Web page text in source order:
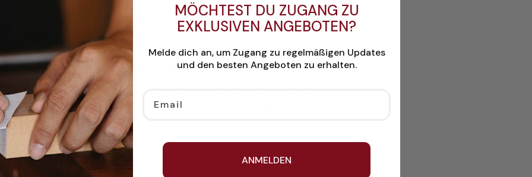
Sicherer Stauraum für Badutensilien bei Wellengang
Witterungsbeständiges Vollholz für feuchte Umgebungen
Einfache Wandmontage an Schotten oder Türen
eine stabile Befestigung mit Edelstahlschrauben. Zur Reinigung
oft ein feuchtes Tuch mit etwas milder Seife. Bitte beachten Sie dass
bei echtem Holz ganz natürlich sind. Werten Sie Ihre Yacht mit
praktischen Möbelstück fachgerecht auf. Kaufen Sie Ihren Teak
für Badezimmer und Kajüte an Bord jetzt direkt online bei uns.
MÖCHTEST DU ZUGANG ZU
EXKLUSIVEN ANGEBOTEN?
Melde dich an, um Zugang zu regelmäßigen Updates
und den besten Angeboten zu erhalten.
ANMELDEN